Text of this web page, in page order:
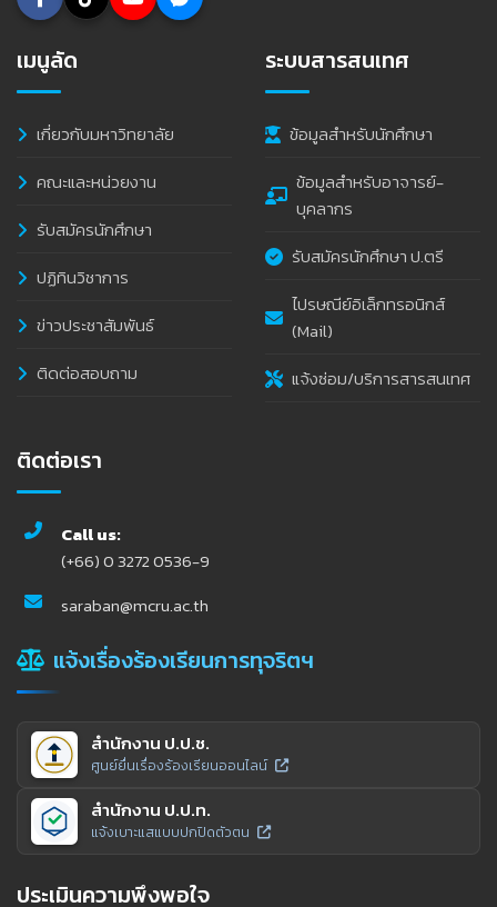
เมนูลัด
เกี่ยวกับมหาวิทยาลัย
คณะและหน่วยงาน
รับสมัครนักศึกษา
ปฏิทินวิชาการ
ข่าวประชาสัมพันธ์
ติดต่อสอบถาม
ระบบสารสนเทศ
ข้อมูลสำหรับนักศึกษา
ข้อมูลสำหรับอาจารย์-
บุคลากร
รับสมัครนักศึกษา ป.ตรี
ไปรษณีย์อิเล็กทรอนิกส์
(Mail)
แจ้งซ่อม/บริการสารสนเทศ
ติดต่อเรา
Call us:
(+66) 0 3272 0536-9
saraban@mcru.ac.th
แจ้งเรื่องร้องเรียนการทุจริตฯ
สำนักงาน ป.ป.ช.
ศูนย์ยื่นเรื่องร้องเรียนออนไลน์
สำนักงาน ป.ป.ท.
แจ้งเบาะแสแบบปกปิดตัวตน
ประเมินความพึงพอใจ